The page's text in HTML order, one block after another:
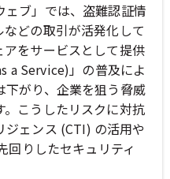
ブ」では、盗難認証情
どの取引が活発化して
をサービスとして提供
a Service)」の普及によ
下がり、企業を狙う脅威
こうしたリスクに対抗
ジェンス (CTI) の活用や
回りしたセキュリティ